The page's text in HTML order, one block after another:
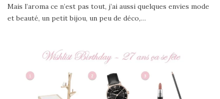
Mais l’aroma ce n’est pas tout, j’ai aussi quelques envies mode
et beauté, un petit bijou, un peu de déco,…